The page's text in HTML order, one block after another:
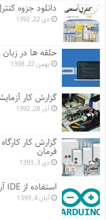
دانلود جزوه
دی 22, 1392
حلقه ها در زبان C
بهمن 22, 1398
گزارش کار
آذر 28, 1392
گزارش کار
فرمان
دی 3, 1393
استفاده از IDE آردوینو
آبان 4, 1399